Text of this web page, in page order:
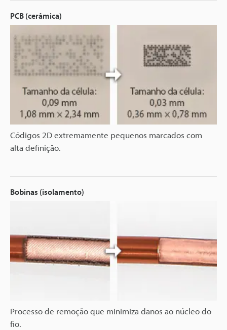
PCB (cerâmica)
Códigos 2D extremamente pequenos marcados com
alta definição.
Bobinas (isolamento)
Processo de remoção que minimiza danos ao núcleo do
fio.